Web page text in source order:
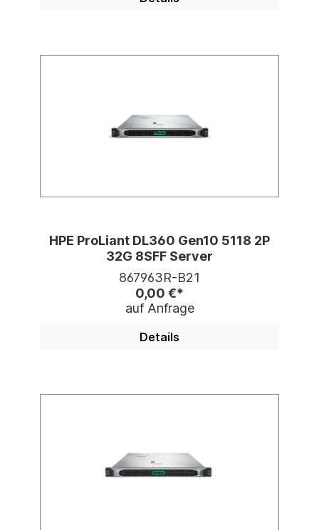
HPE ProLiant DL360 Gen10 5118 2P
32G 8SFF Server
867963R-B21
0,00 €*
auf Anfrage
Details